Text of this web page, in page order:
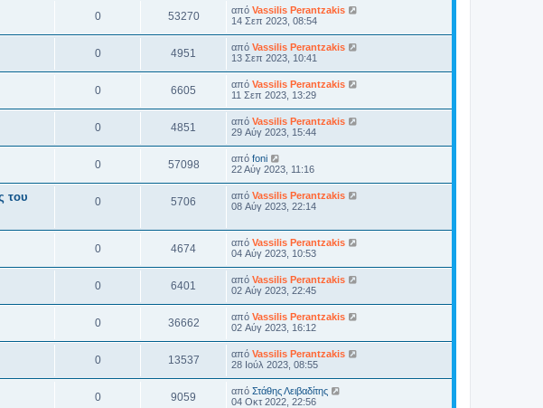
0 53270 από Vassilis Perantzakis
14 Σεπ 2023, 08:54
0 4951 από Vassilis Perantzakis
13 Σεπ 2023, 10:41
0 6605 από Vassilis Perantzakis
11 Σεπ 2023, 13:29
0 4851 από Vassilis Perantzakis
29 Αύγ 2023, 15:44
0 57098 από foni
22 Αύγ 2023, 11:16
του
0 5706 από Vassilis Perantzakis
08 Αύγ 2023, 22:14
0 4674 από Vassilis Perantzakis
04 Αύγ 2023, 10:53
0 6401 από Vassilis Perantzakis
02 Αύγ 2023, 22:45
0 36662 από Vassilis Perantzakis
02 Αύγ 2023, 16:12
0 13537 από Vassilis Perantzakis
28 Ιούλ 2023, 08:55
0 9059 από Στάθης Λειβαδίτης
04 Οκτ 2022, 22:56